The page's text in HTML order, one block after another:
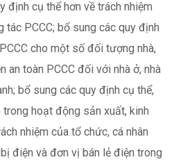
định cụ thể hơn về trách nhiệm
PCCC; bổ sung các quy định
cho một số đối tượng nhà,
an toàn PCCC đối với nhà ở, nhà
bổ sung các quy định cụ thể,
trong hoạt động sản xuất, kinh
nhiệm của tổ chức, cá nhân
điện và đơn vị bán lẻ điện trong